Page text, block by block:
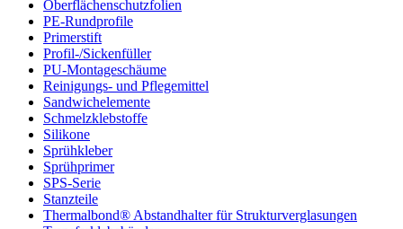
Oberflächenschutzfolien
PE-Rundprofile
Primerstift
Profil-/Sickenfüller
PU-Montageschäume
Reinigungs- und Pflegemittel
Sandwichelemente
Schmelzklebstoffe
Silikone
Sprühkleber
Sprühprimer
SPS-Serie
Stanzteile
Thermalbond® Abstandhalter für Strukturverglasungen